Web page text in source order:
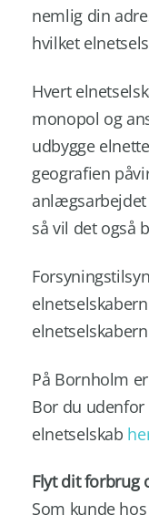
nemlig din
hvilket
Hvert
monopol og
udbygge
geografien
anlægsarbejdet
så vil det også
På Bornholm
Bor du
elnetselskab
Flyt dit forbrug
Som kunde